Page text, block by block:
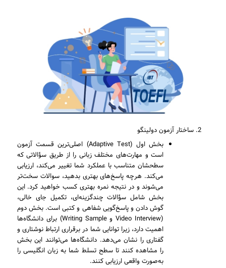
ساختار آزمون دولینگو
بخش اول (Adaptive Test) اصلی‌ترین قسمت آزمون
است و مهارت‌های مختلف زبانی را از طریق سؤالاتی که
سطحشان متناسب با عملکرد شما تغییر می‌کند، ارزیابی
می‌کند. هرچه پاسخ‌های بهتری بدهید، سوالات سخت‌تر
می‌شوند و در نتیجه نمره بهتری کسب خواهید کرد. این
بخش شامل سؤالات چندگزینه‌ای، تکمیل جای خالی،
گوش دادن و پاسخ‌گویی شفاهی و کتبی است. بخش دوم
(Video Interview و Writing Sample) برای دانشگاه‌ها
اهمیت دارد، زیرا توانایی شما در برقراری ارتباط نوشتاری و
گفتاری را نشان می‌دهد. دانشگاه‌ها می‌توانند این بخش
را مشاهده کنند تا سطح تسلط شما به زبان انگلیسی را
به‌صورت واقعی ارزیابی کنند.